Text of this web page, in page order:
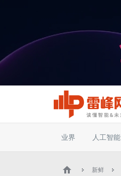
业界 人工智能
新鲜